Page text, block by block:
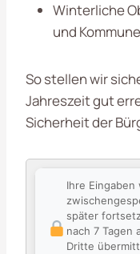
Winterliche
und
So stellen wir
Jahreszeit gut
Sicherheit der
Ihre
später
nach 7 Tagen
Dritte